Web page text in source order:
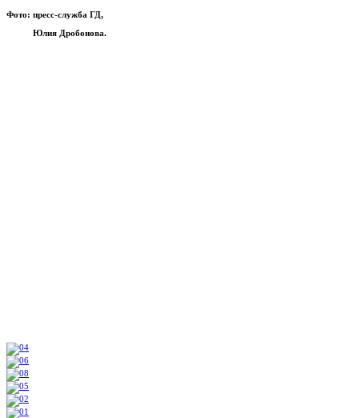
Фото: пресс-служба ГД,
Юлия Дробонова.